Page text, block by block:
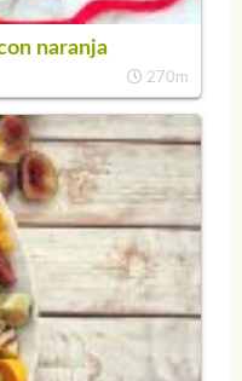
naranja
270m